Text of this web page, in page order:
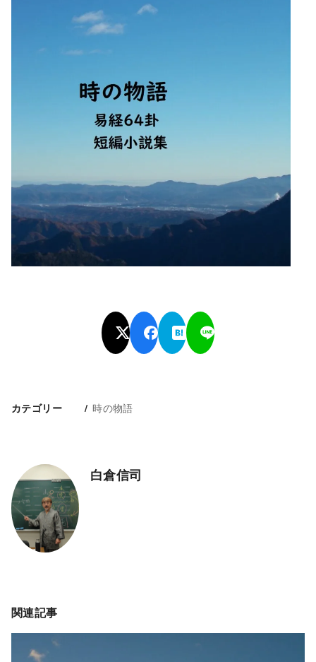
カテゴリー 時の物語
白倉信司
関連記事